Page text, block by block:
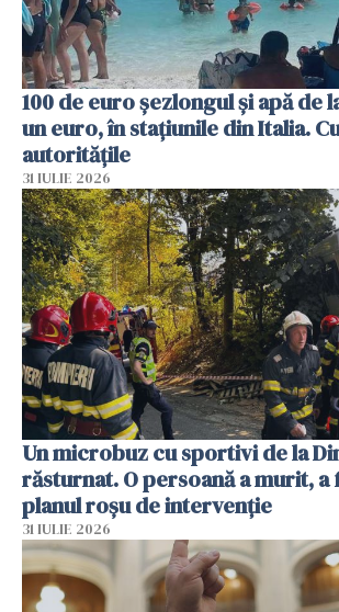
100 de euro șezlongul și apă de
un euro, în stațiunile din Italia.
autoritățile
31 IULIE 2026
Un microbuz cu sportivi de la
răsturnat. O persoană a murit,
planul roșu de intervenție
31 IULIE 2026